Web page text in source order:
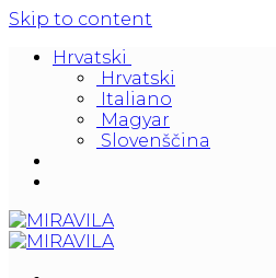
Skip to content
Hrvatski
Hrvatski
Italiano
Magyar
Slovenščina